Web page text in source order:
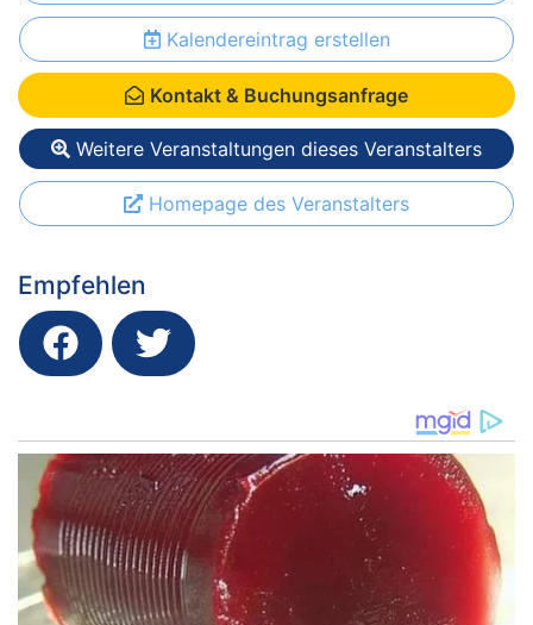
Kalendereintrag erstellen
Kontakt & Buchungsanfrage
Weitere Veranstaltungen dieses Veranstalters
Homepage des Veranstalters
Empfehlen